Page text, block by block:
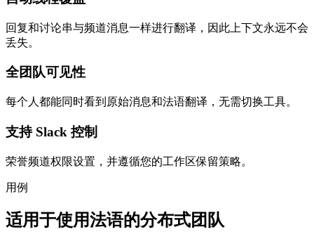
回复和讨论串与频道消息一样进行翻译，因此上下文永远不会
丢失。
全团队可见性
每个人都能同时看到原始消息和法语翻译，无需切换工具。
支持 Slack 控制
荣誉频道权限设置，并遵循您的工作区保留策略。
用例
适用于使用法语的分布式团队